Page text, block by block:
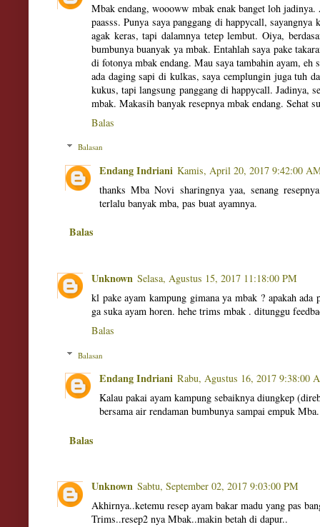
Mbak endang, woooww mbak enak banget loh
paasss. Punya saya panggang di happycall,
agak keras, tapi dalamnya tetep lembut. Oiya,
bumbunya buanyak ya mbak. Entahlah saya pake
di fotonya mbak endang. Mau saya tambahin ayam, eh
ada daging sapi di kulkas, saya cemplungin juga tuh
kukus, tapi langsung panggang di happycall. Jadinya,
mbak. Makasih banyak resepnya mbak endang. Sehat
Balas
Balasan
Endang Indriani Kamis, April 20, 2017 9:42:00
thanks Mba Novi sharingnya yaa, senang
terlalu banyak mba, pas buat ayamnya.
Balas
Unknown Selasa, Agustus 15, 2017 11:18:00 PM
kl pake ayam kampung gimana ya mbak ? apakah ada
ga suka ayam horen. hehe trims mbak . ditunggu
Balas
Balasan
Endang Indriani Rabu, Agustus 16, 2017 9:38:00
Kalau pakai ayam kampung sebaiknya diungkep
bersama air rendaman bumbunya sampai empuk
Balas
Unknown Sabtu, September 02, 2017 9:03:00 PM
Akhirnya..ketemu resep ayam bakar madu yang pas
Trims..resep2 nya Mbak..makin betah di dapur..